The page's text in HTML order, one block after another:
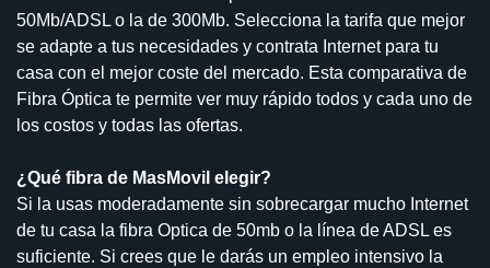
50Mb/ADSL o la de 300Mb. Selecciona la tarifa que mejor
se adapte a tus necesidades y contrata Internet para tu
casa con el mejor coste del mercado. Esta comparativa de
Fibra Óptica te permite ver muy rápido todos y cada uno de
los costos y todas las ofertas.
¿Qué fibra de MasMovil elegir?
Si la usas moderadamente sin sobrecargar mucho Internet
de tu casa la fibra Optica de 50mb o la línea de ADSL es
suficiente. Si crees que le darás un empleo intensivo la